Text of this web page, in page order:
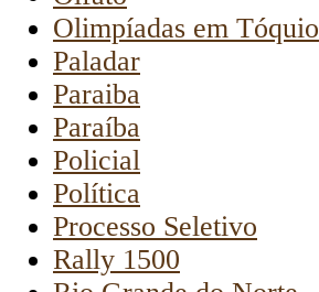
Olimpíadas em Tóquio
Paladar
Paraiba
Paraíba
Policial
Política
Processo Seletivo
Rally 1500